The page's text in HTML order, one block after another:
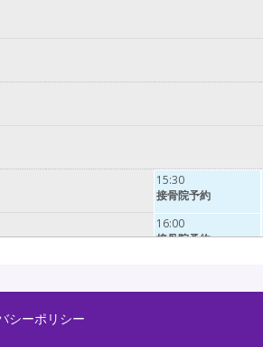
15:30
接骨院予約
16:00
接骨院予約
シーポリシー